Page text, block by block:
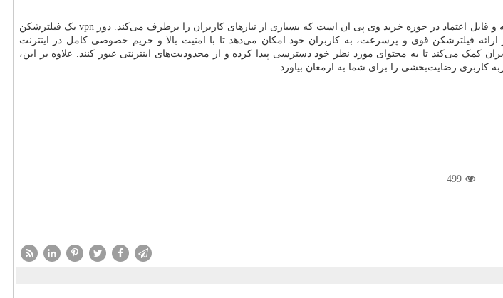
و قابل اعتماد در حوزه خرید وی پی ان است که بسیاری از نیازهای کاربران را برطرف می‌کند. دور vpnیک فیلترشکن
ارائه فیلترشکن قوی و پرسرعت، به کاربران خود امکان می‌دهد تا با امنیت بالا و حریم خصوصی کامل در اینترنت
کمک می‌کند تا به محتوای مورد نظر خود دسترسی پیدا کرده و از محدودیت‌های اینترنتی عبور کنند. علاوه بر این،
کاربری رضایت‌بخشی را برای شما به ارمغان بیاورد.
499